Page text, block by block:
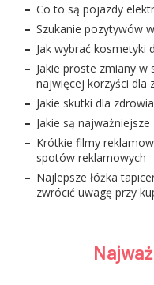
Co to są pojazdy
Szukanie pozytywów
Jak wybrać kosmetyki
Jakie proste zmiany w
najwięcej korzyści dla
Jakie skutki dla
Jakie są
Krótkie filmy
spotów reklamowych
Najlepsze łóżka
zwrócić uwagę przy